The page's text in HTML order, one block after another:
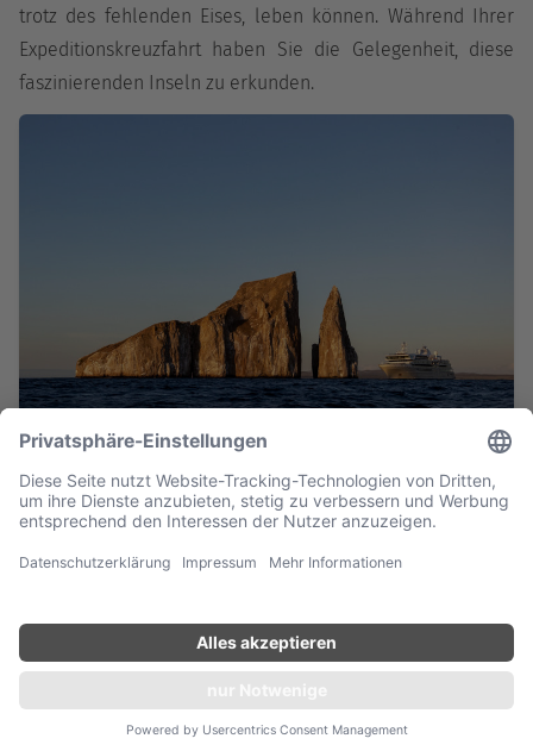
Expeditionen Galapagos Inseln
trotz des fehlenden Eises, leben können. Während Ihrer
Expeditionskreuzfahrt haben Sie die Gelegenheit, diese
faszinierenden Inseln zu erkunden.
EXPEDITIONEN
in die Arktis
Beeindruckende Gletscher, faszinierende Fjorde und
schier endlose Eislandschaften erstrecken sich soweit das